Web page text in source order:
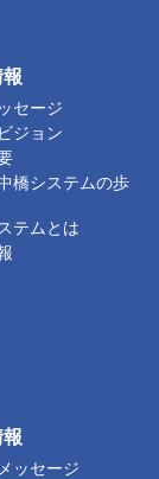
セージ
ジョン
橋システムの歩
テムとは
ッセージ